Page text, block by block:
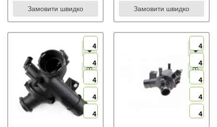
Замовити швидко Замовити швидко
4
4
4
4
4
4
4
4
4
4